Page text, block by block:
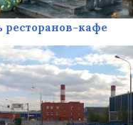
кафе